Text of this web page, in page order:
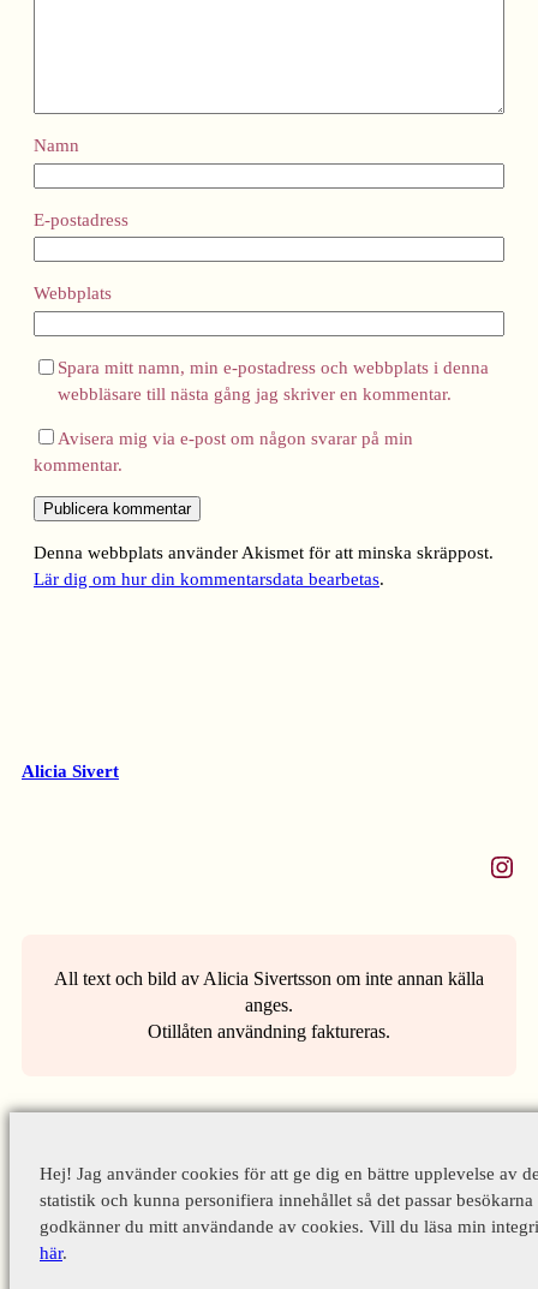
Namn
E-postadress
Webbplats
Spara mitt namn, min e-postadress och webbplats i denna
webbläsare till nästa gång jag skriver en kommentar.
Avisera mig via e-post om någon svarar på min
kommentar.
Denna webbplats använder Akismet för att minska skräppost.
Lär dig om hur din kommentarsdata bearbetas.
Alicia Sivert
Instagram
All text och bild av Alicia Sivertsson om inte annan källa
anges.
Otillåten användning faktureras.
Hej! Jag använder cookies för att ge dig en bättre upplevelse av
statistik och kunna personifiera innehållet så det passar
godkänner du mitt användande av cookies. Vill du läsa min
här.